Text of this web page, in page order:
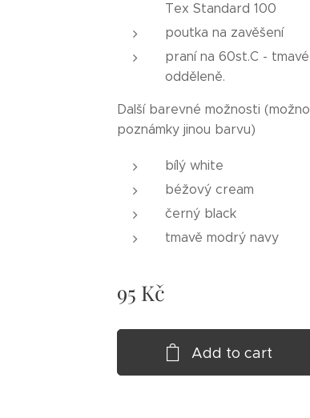
Tex Standard 100
poutka na zavěšení
praní na 60st.C -
odděleně.
Další barevné možnosti
poznámky jinou barvu)
bílý white
béžový cream
černý black
tmavě modrý navy
95 Kč
Add to cart